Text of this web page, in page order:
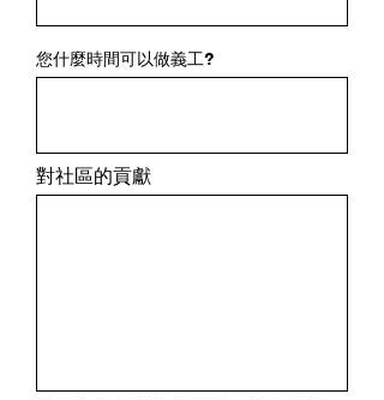
您什麼時間可以做義工?
對社區的貢獻